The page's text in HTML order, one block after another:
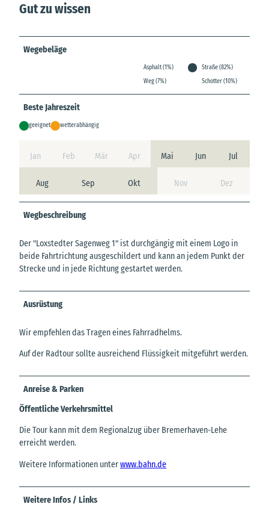
Gut zu wissen
Wegebeläge
Asphalt (1%)
Straße (82%)
Weg (7%)
Schotter (10%)
Beste Jahreszeit
geeignet wetterabhängig
Jan Feb Mär Apr Mai Jun Jul
Aug Sep Okt Nov Dez
Wegbeschreibung
Der "Loxstedter Sagenweg 1" ist durchgängig mit einem Logo in
beide Fahrtrichtung ausgeschildert und kann an jedem Punkt der
Strecke und in jede Richtung gestartet werden.
Ausrüstung
Wir empfehlen das Tragen eines Fahrradhelms.
Auf der Radtour sollte ausreichend Flüssigkeit mitgeführt werden.
Anreise & Parken
Öffentliche Verkehrsmittel
Die Tour kann mit dem Regionalzug über Bremerhaven-Lehe
erreicht werden.
Weitere Informationen unterwww.bahn.de
Weitere Infos / Links